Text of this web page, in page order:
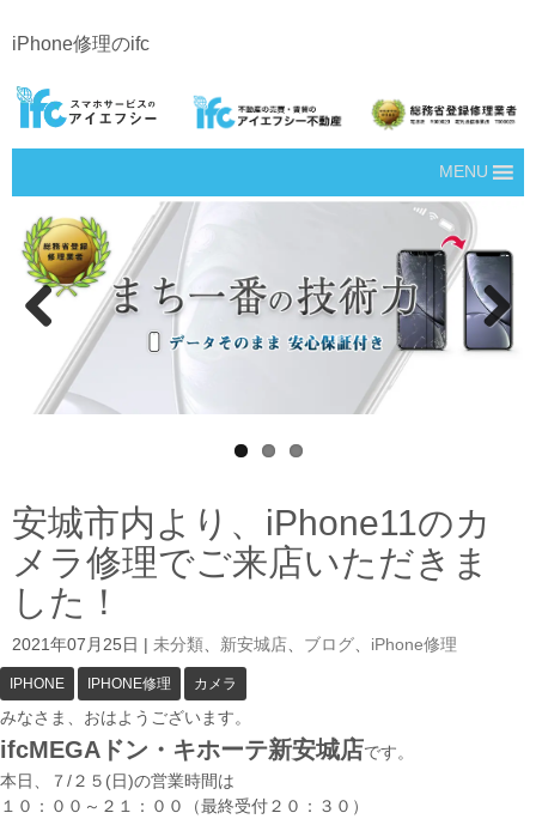
iPhone修理のifc
MENU
Next
安城市内より、iPhone11のカ
メラ修理でご来店いただきま
した！
2021年07月25日 未分類 新安城店 ブログ iPhone修理
IPHONE IPHONE修理 カメラ
みなさま、おはようございます。
ifcMEGAドン・キホーテ新安城店です。
本日、７/２５(日)の営業時間は
１０：００～２１：００（最終受付２０：３０）